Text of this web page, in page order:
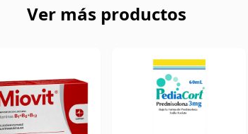
Ver más productos